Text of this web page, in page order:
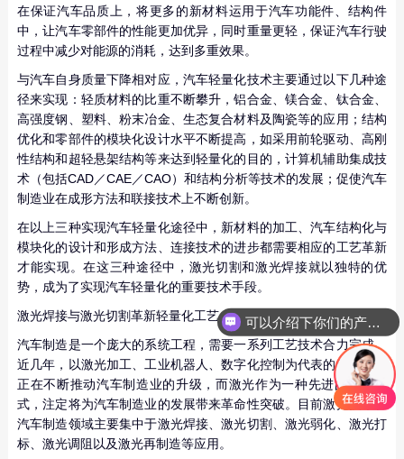
在保证汽车品质上，将更多的新材料运用于汽车功能件、结构件
中，让汽车零部件的性能更加优异，同时重量更轻，保证汽车行驶
过程中减少对能源的消耗，达到多重效果。
与汽车自身质量下降相对应，汽车轻量化技术主要通过以下几种途
径来实现：轻质材料的比重不断攀升，铝合金、镁合金、钛合金、
高强度钢、塑料、粉末冶金、生态复合材料及陶瓷等的应用；结构
优化和零部件的模块化设计水平不断提高，如采用前轮驱动、高刚
性结构和超轻悬架结构等来达到轻量化的目的，计算机辅助集成技
术（包括CAD／CAE／CAO）和结构分析等技术的发展；促使汽车
制造业在成形方法和联接技术上不断创新。
在以上三种实现汽车轻量化途径中，新材料的加工、汽车结构化与
模块化的设计和形成方法、连接技术的进步都需要相应的工艺革新
才能实现。在这三种途径中，激光切割和激光焊接就以独特的优
势，成为了实现汽车轻量化的重要技术手段。
激光焊接与激光切割革新轻量化工艺
汽车制造是一个庞大的系统工程，需要一系列工艺技术合力完成。
近几年，以激光加工、工业机器人、数字化控制为代表的先进技术
正在不断推动汽车制造业的升级，而激光作为一种先进的加工方
式，注定将为汽车制造业的发展带来革命性突破。目前激光技术在
汽车制造领域主要集中于激光焊接、激光切割、激光弱化、激光打
标、激光调阻以及激光再制造等应用。
可以介绍下你们的产品么